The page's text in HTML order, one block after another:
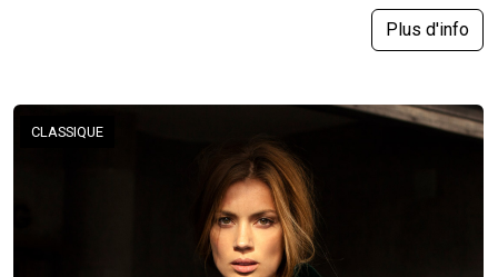
Plus d'info
CLASSIQUE